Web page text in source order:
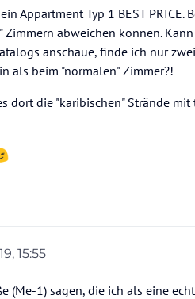
Appartment Typ 1 BEST PRICE.
abweichen können.
anschaue, finde ich nur
als beim "normalen" Zimmer?!
dort die "karibischen" Strände
15:55
(Me-1) sagen, die ich als eine